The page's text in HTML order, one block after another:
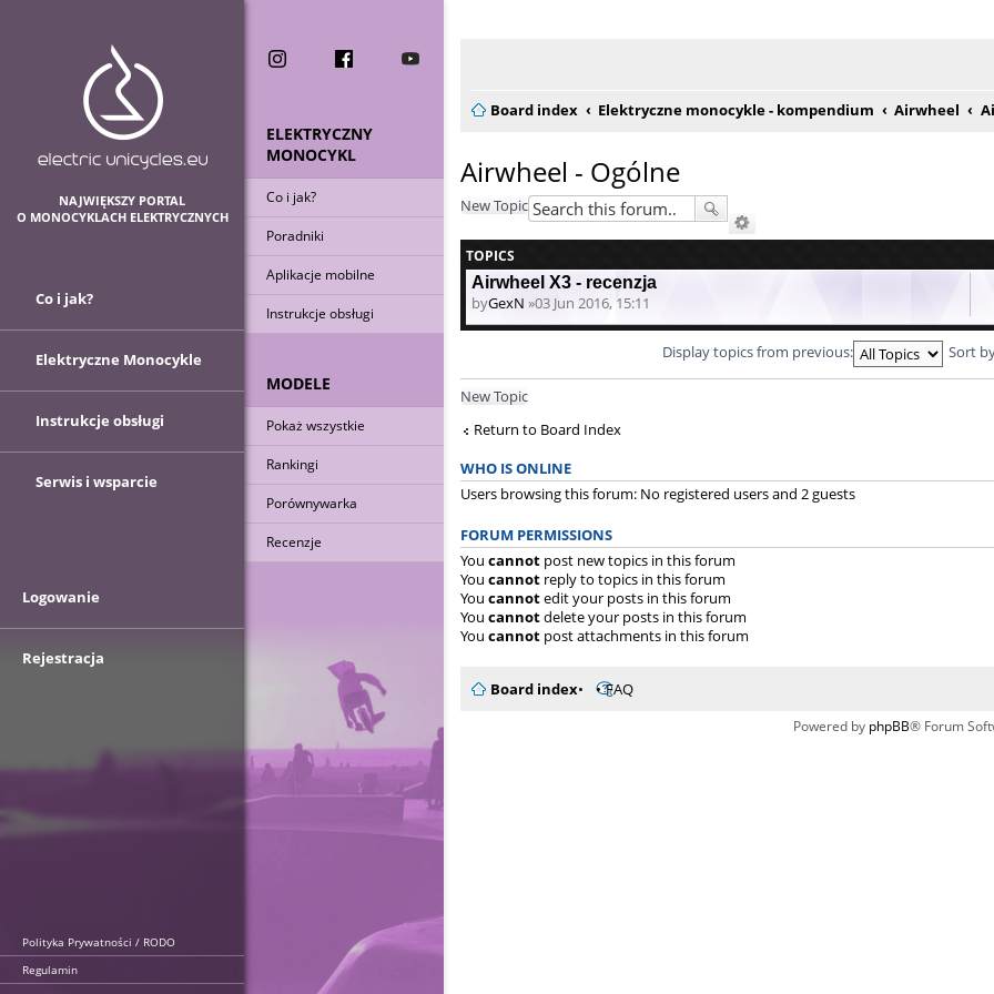
Board index Elektryczne monocykle - kompendium Airwheel
Airwheel - Ogólne
New Topic
TOPICS
Airwheel X3 - recenzja
byGexN »03 Jun 2016, 15:11
Display topics from previous: Sort
New Topic
Return to Board Index
WHO IS ONLINE
Users browsing this forum: No registered users and 2 guests
FORUM PERMISSIONS
You cannot post new topics in this forum
You cannot reply to topics in this forum
You cannotedit your posts in this forum
You cannotdelete your posts in this forum
You cannot post attachments in this forum
Board index FAQ
Powered by phpBB® Forum
ELEKTRYCZNY
MONOCYKL
Co i jak?
Poradniki
Aplikacje mobilne
Instrukcje obsługi
MODELE
Pokaż wszystkie
Rankingi
Porównywarka
Recenzje
NAJWIĘKSZY PORTAL
O MONOCYKLACH ELEKTRYCZNYCH
Co i jak?
Elektryczne Monocykle
Instrukcje obsługi
Serwis i wsparcie
Logowanie
Rejestracja
Polityka Prywatności / RODO
Regulamin